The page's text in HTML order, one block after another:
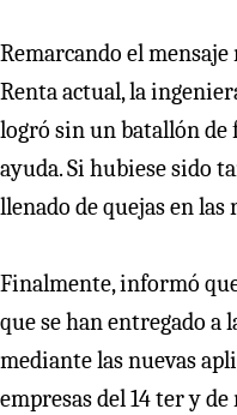
Remarcando el
Renta actual, la
logró sin un batallón de
ayuda. Si hubiese sido
llenado de quejas en las
Finalmente, informó
que se han entregado a
mediante las nuevas
empresas del 14 ter y